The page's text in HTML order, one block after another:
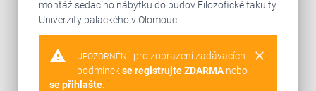
montáž sedacího nábytku do budov Filozofické fakulty
Univerzity palackého v Olomouci.
warning clear
UPOZORNĚNÍ: pro zobrazení zadávacích
podmínekse registrujte ZDARMAnebo
se přihlašte.